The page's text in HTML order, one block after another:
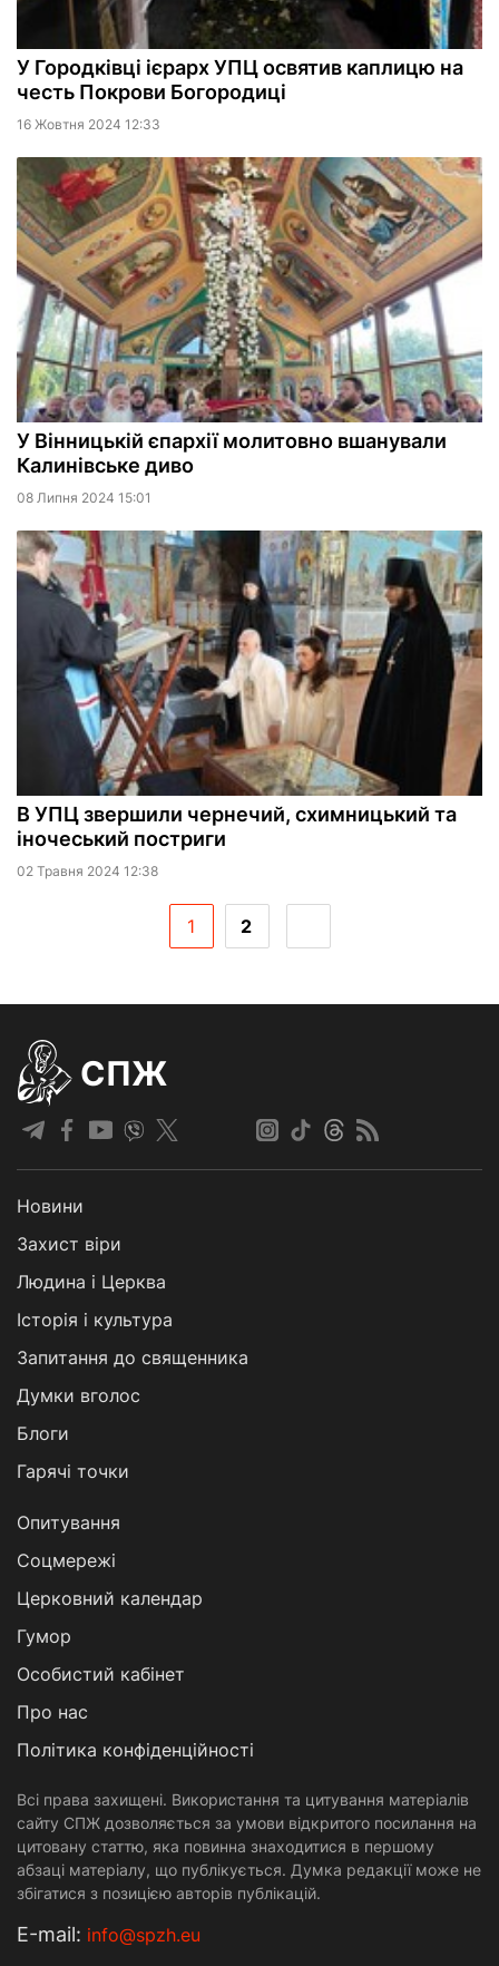
У Городківці ієрарх УПЦ освятив каплицю на
честь Покрови Богородиці
16 Жовтня 2024 12:33
У Вінницькій єпархії молитовно вшанували
Калинівське диво
08 Липня 2024 15:01
В УПЦ звершили чернечий, схимницький та
іночеський постриги
02 Травня 2024 12:38
1 2
СПЖ
Новини
Захист віри
Людина і Церква
Історія і культура
Запитання до священника
Думки вголос
Блоги
Гарячі точки
Опитування
Соцмережі
Церковний календар
Гумор
Особистий кабінет
Про нас
Політика конфіденційності
Всі права захищені. Використання та цитування матеріалів
сайту СПЖ дозволяється за умови відкритого посилання на
цитовану статтю, яка повинна знаходитися в першому
абзаці матеріалу, що публікується. Думка редакції може не
збігатися з позицією авторів публікацій.
Е-mail: info@spzh.eu